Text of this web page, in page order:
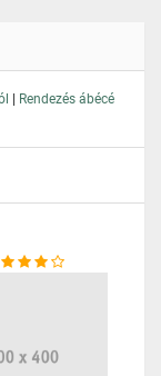
| Rendezés ábécé